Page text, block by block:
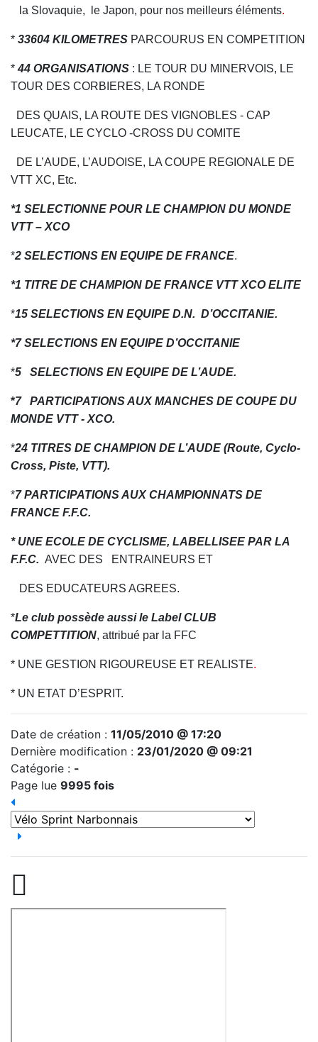
la Slovaquie, le Japon, pour nos meilleurs éléments.
* 33604 KILOMETRES PARCOURUS EN COMPETITION
*44 ORGANISATIONS : LE TOUR DU MINERVOIS, LE
TOUR DES CORBIERES, LA RONDE
DES QUAIS, LA ROUTE DES VIGNOBLES - CAP
LEUCATE, LE CYCLO -CROSS DU COMITE
DE L’AUDE, L’AUDOISE, LA COUPE REGIONALE DE
VTT XC, Etc.
*1 SELECTIONNE POUR LE CHAMPION DU MONDE
VTT – XCO
*2 SELECTIONS EN EQUIPE DE FRANCE.
*1 TITRE DE CHAMPION DE FRANCE VTT XCO ELITE
*15 SELECTIONS EN EQUIPE D.N. D’OCCITANIE.
*7 SELECTIONS EN EQUIPE D’OCCITANIE
*5 SELECTIONS EN EQUIPE DE L’AUDE.
*7 PARTICIPATIONS AUX MANCHES DE COUPE DU
MONDE VTT - XCO.
*24 TITRES DE CHAMPION DE L’AUDE (Route, Cyclo-
Cross, Piste, VTT).
*7 PARTICIPATIONS AUX CHAMPIONNATS DE
FRANCE F.F.C.
* UNE ECOLE DE CYCLISME, LABELLISEE PAR LA
F.F.C. AVEC DES ENTRAINEURS ET
DES EDUCATEURS AGREES.
*Le club possède aussi le Label CLUB
COMPETTITION, attribué par la FFC
* UNE GESTION RIGOUREUSE ET REALISTE.
* UN ETAT D’ESPRIT.
Date de création : 11/05/2010 @ 17:20
Dernière modification : 23/01/2020 @ 09:21
Catégorie : -
Page lue 9995 fois
